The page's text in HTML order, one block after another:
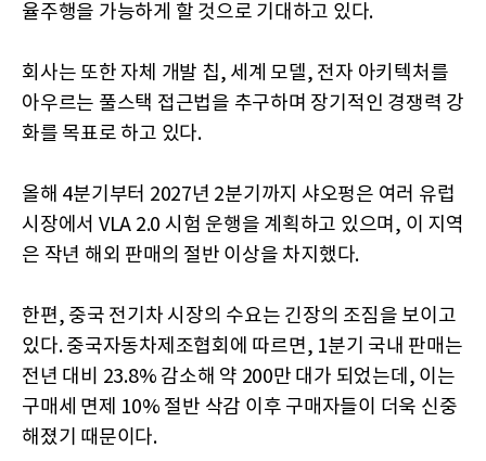
율주행을 가능하게 할 것으로 기대하고 있다.
회사는 또한 자체 개발 칩, 세계 모델, 전자 아키텍처를
아우르는 풀스택 접근법을 추구하며 장기적인 경쟁력 강
화를 목표로 하고 있다.
올해 4분기부터 2027년 2분기까지 샤오펑은 여러 유럽
시장에서 VLA 2.0 시험 운행을 계획하고 있으며, 이 지역
은 작년 해외 판매의 절반 이상을 차지했다.
한편, 중국 전기차 시장의 수요는 긴장의 조짐을 보이고
있다. 중국자동차제조협회에 따르면, 1분기 국내 판매는
전년 대비 23.8% 감소해 약 200만 대가 되었는데, 이는
구매세 면제 10% 절반 삭감 이후 구매자들이 더욱 신중
해졌기 때문이다.